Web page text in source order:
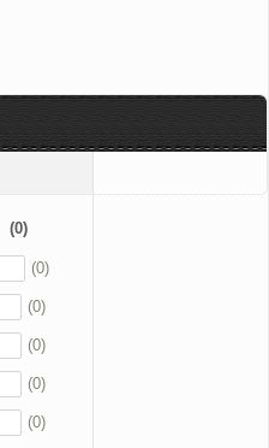
(0)
(0)
(0)
(0)
(0)
(0)